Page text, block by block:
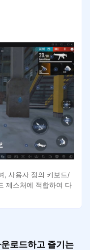
, 사용자 정의 키보드/
제스처에 적합하여 다
로드하고 즐기는